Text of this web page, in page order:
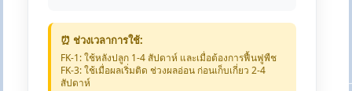
⏰ ช่วงเวลาการใช้:
FK-1: ใช้หลังปลูก 1-4 สัปดาห์ และเมื่อต้องการฟื้นฟูพืช
FK-3: ใช้เมื่อผลเริ่มติด ช่วงผลอ่อน ก่อนเก็บเกี่ยว 2-4
สัปดาห์